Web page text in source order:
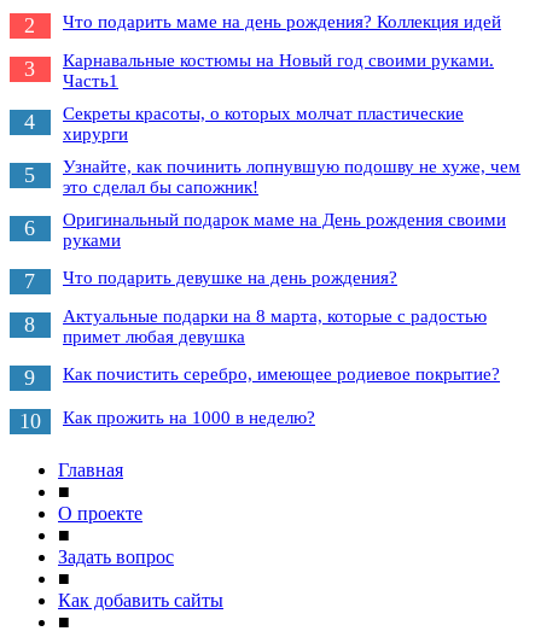
2 Что подарить маме на день рождения? Коллекция идей
3
Карнавальные костюмы на Новый год своими руками.
Часть1
4
Секреты красоты, о которых молчат пластические
хирурги
5
Узнайте, как починить лопнувшую подошву не хуже, чем
это сделал бы сапожник!
6
Оригинальный подарок маме на День рождения своими
руками
7 Что подарить девушке на день рождения?
8
Актуальные подарки на 8 марта, которые с радостью
примет любая девушка
9 Как почистить серебро, имеющее родиевое покрытие?
10 Как прожить на 1000 в неделю?
Главная
■
О проекте
■
Задать вопрос
■
Как добавить сайты
■